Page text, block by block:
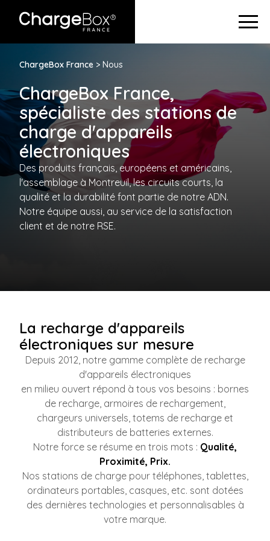
ChargeBox France > Nous
ChargeBox France,
spécialiste des stations de
charge d'appareils
électroniques
Des produits français, européens et américains,
l'assemblage à Montreuil, les circuits courts, la
qualité et la durabilité font partie de notre ADN.
Notre équipe aussi, au service de la satisfaction
client et de notre RSE.
La recharge d'appareils
électroniques sur mesure
Depuis 2012, notre gamme complète de recharge
d'appareils électroniques
en milieu ouvert répond à tous vos besoins : bornes
de recharge, armoires de rechargement,
chargeurs universels, totems de recharge et
distributeurs de batteries externes.
Notre force se résume en trois mots : Qualité,
Proximité, Prix.
Nos stations de charge pour téléphones, tablettes,
ordinateurs portables, casques, etc. sont dotées
des dernières technologies et personnalisables à
votre marque.